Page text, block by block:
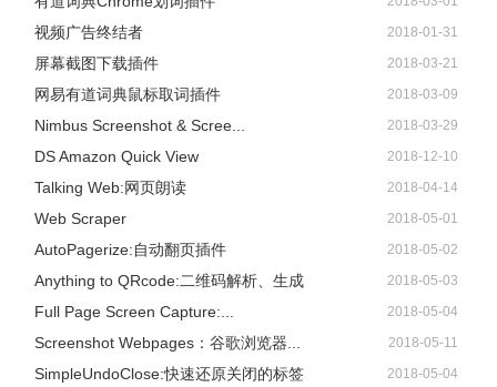
视频广告终结者 2018-01-31
屏幕截图下载插件 2018-03-21
网易有道词典鼠标取词插件 2018-03-09
Nimbus Screenshot & Scree... 2018-03-29
DS Amazon Quick View 2018-12-10
Talking Web:网页朗读 2018-04-14
Web Scraper 2018-05-01
AutoPagerize:自动翻页插件 2018-05-02
Anything to QRcode:二维码解析、生成 2018-05-03
Full Page Screen Capture:... 2018-05-04
Screenshot Webpages：谷歌浏览器... 2018-05-11
SimpleUndoClose:快速还原关闭的标签 2018-05-04